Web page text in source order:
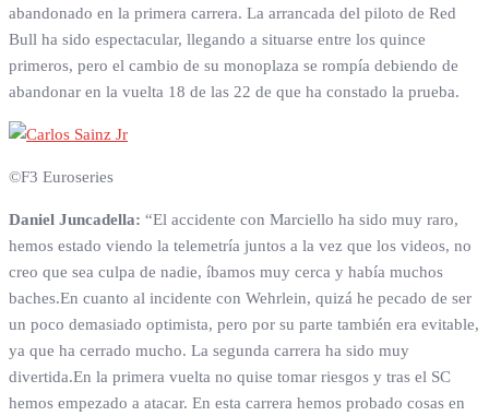
abandonado en la primera carrera. La arrancada del piloto de Red
Bull ha sido espectacular, llegando a situarse entre los quince
primeros, pero el cambio de su monoplaza se rompía debiendo de
abandonar en la vuelta 18 de las 22 de que ha constado la prueba.
©F3 Euroseries
Daniel Juncadella: “El accidente con Marciello ha sido muy raro,
hemos estado viendo la telemetría juntos a la vez que los videos, no
creo que sea culpa de nadie, íbamos muy cerca y había muchos
baches.En cuanto al incidente con Wehrlein, quizá he pecado de ser
un poco demasiado optimista, pero por su parte también era evitable,
ya que ha cerrado mucho. La segunda carrera ha sido muy
divertida.En la primera vuelta no quise tomar riesgos y tras el SC
hemos empezado a atacar. En esta carrera hemos probado cosas en